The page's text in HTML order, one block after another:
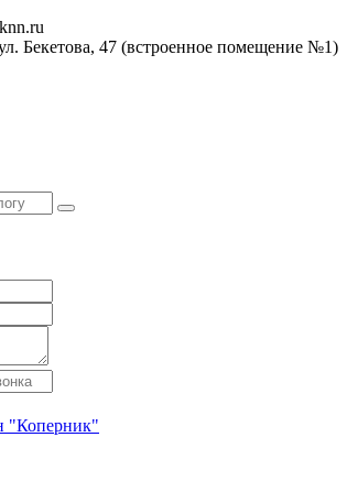
Бекетова, 47 (встроенное помещение №1)